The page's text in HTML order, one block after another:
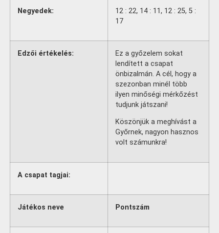
Negyedek:
12 : 22, 14 : 11, 12 : 25, 5 :
17
Edzői értékelés:
Ez a győzelem sokat
lendített a csapat
önbizalmán. A cél, hogy a
szezonban minél több
ilyen minőségi mérkőzést
tudjunk játszani!
Köszönjük a meghívást a
Győrnek, nagyon hasznos
volt számunkra!
A csapat tagjai:
Játékos neve Pontszám